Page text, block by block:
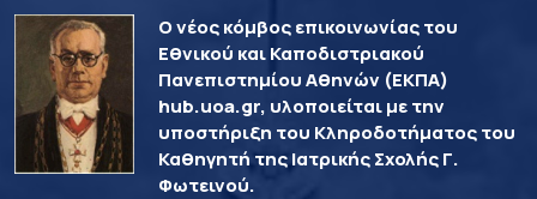
Ο νέος κόμβος επικοινωνίας του
Εθνικού και Καποδιστριακού
Πανεπιστημίου Αθηνών (ΕΚΠΑ)
hub.uoa.gr, υλοποιείται με την
υποστήριξη του Κληροδοτήματος του
Καθηγητή της Ιατρικής Σχολής Γ.
Φωτεινού.